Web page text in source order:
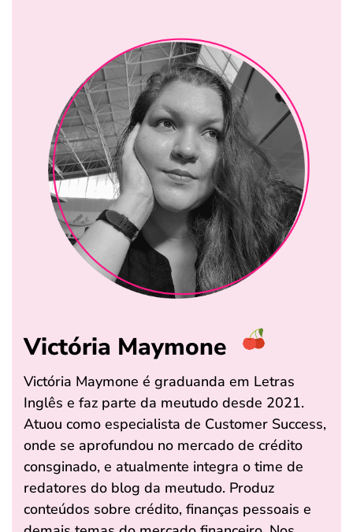
Victória Maymone
Victória Maymone é graduanda em Letras
Inglês e faz parte da meutudo desde 2021.
Atuou como especialista de Customer Success,
onde se aprofundou no mercado de crédito
consginado, e atualmente integra o time de
redatores do blog da meutudo. Produz
conteúdos sobre crédito, finanças pessoais e